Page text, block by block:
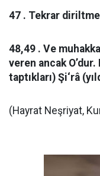
47 . Tekrar
48,49 . Ve
veren ancak
taptıkları) Şi‘râ
(Hayrat Neşriyat,